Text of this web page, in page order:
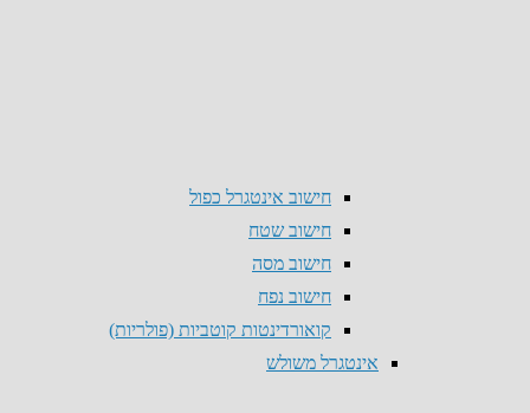
חישוב אינטגרל כפול
חישוב שטח
חישוב מסה
חישוב נפח
קואורדינטות קוטביות (פולריות)
אינטגרל משולש